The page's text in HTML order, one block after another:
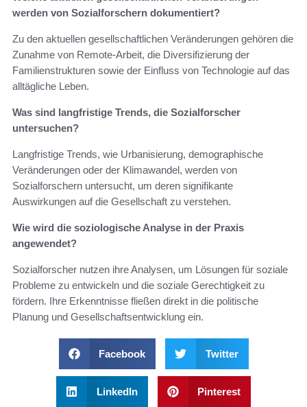
werden von Sozialforschern dokumentiert?
Zu den aktuellen gesellschaftlichen Veränderungen gehören die
Zunahme von Remote-Arbeit, die Diversifizierung der
Familienstrukturen sowie der Einfluss von Technologie auf das
alltägliche Leben.
Was sind langfristige Trends, die Sozialforscher
untersuchen?
Langfristige Trends, wie Urbanisierung, demographische
Veränderungen oder der Klimawandel, werden von
Sozialforschern untersucht, um deren signifikante
Auswirkungen auf die Gesellschaft zu verstehen.
Wie wird die soziologische Analyse in der Praxis
angewendet?
Sozialforscher nutzen ihre Analysen, um Lösungen für soziale
Probleme zu entwickeln und die soziale Gerechtigkeit zu
fördern. Ihre Erkenntnisse fließen direkt in die politische
Planung und Gesellschaftsentwicklung ein.
Facebook Twitter
LinkedIn Pinterest